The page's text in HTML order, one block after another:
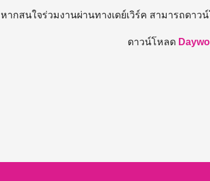
หากสนใจร่วมงานผ่านทางเดย์เวิร์ค สามารถดา
ดาวน์โหลด